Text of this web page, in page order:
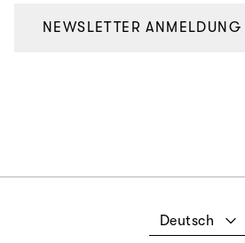
NEWSLETTER ANMELDUNG
Deutsch